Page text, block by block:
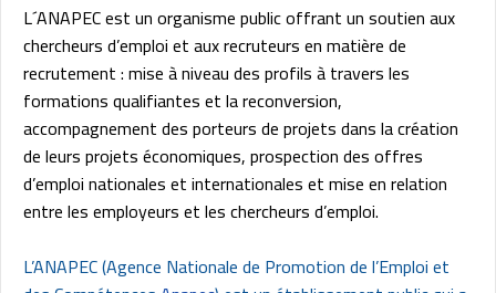
L´ANAPEC est un organisme public offrant un soutien aux
chercheurs d’emploi et aux recruteurs en matière de
recrutement : mise à niveau des profils à travers les
formations qualifiantes et la reconversion,
accompagnement des porteurs de projets dans la création
de leurs projets économiques, prospection des offres
d’emploi nationales et internationales et mise en relation
entre les employeurs et les chercheurs d’emploi.
L’ANAPEC (Agence Nationale de Promotion de l’Emploi et